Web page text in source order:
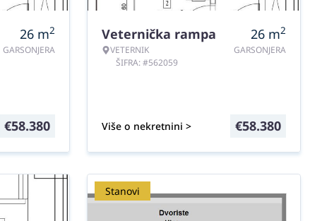
26 m2
GARSONJERA
€58.380
Veternička rampa
VETERNIK
ŠIFRA: #562059
26 m2
GARSONJERA
Više o nekretnini > €58.380
Stanovi